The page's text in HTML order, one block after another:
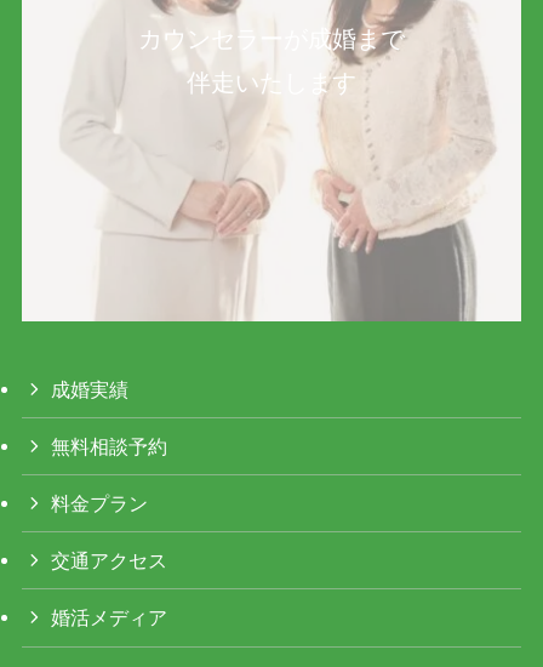
カウンセラーが成婚まで
伴走いたします
成婚実績
無料相談予約
料金プラン
交通アクセス
婚活メディア